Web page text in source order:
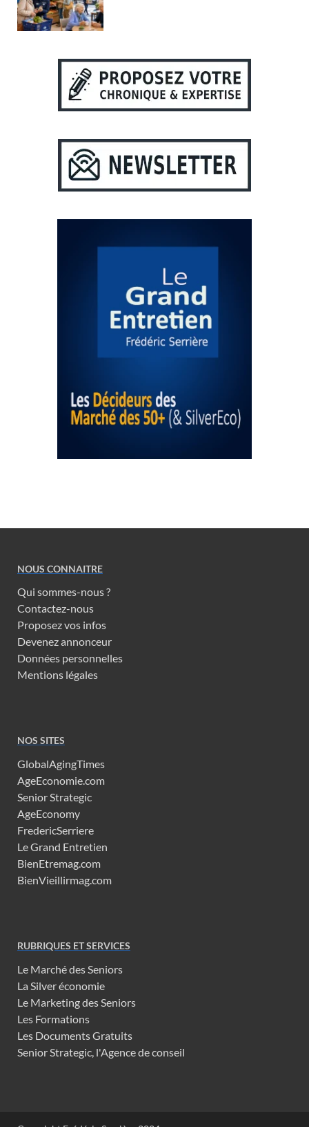
NOUS CONNAITRE
Qui sommes-nous ?
Contactez-nous
Proposez vos infos
Devenez annonceur
Données personnelles
Mentions légales
NOS SITES
GlobalAgingTimes
AgeEconomie.com
Senior Strategic
AgeEconomy
FredericSerriere
Le Grand Entretien
BienEtremag.com
BienVieillirmag.com
RUBRIQUES ET SERVICES
Le Marché des Seniors
La Silver économie
Le Marketing des Seniors
Les Formations
Les Documents Gratuits
Senior Strategic, l'Agence de conseil